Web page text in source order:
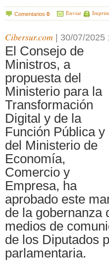
Comentarios 0 Enviar
Cibersur.com 30/07/2025
El Consejo de
Ministros, a
propuesta del
Ministerio para la
Transformación
Digital y de la
Función Pública y
del Ministerio de
Economía,
Comercio y
Empresa, ha
aprobado este
de la gobernanza
medios de
de los Diputados
parlamentaria.